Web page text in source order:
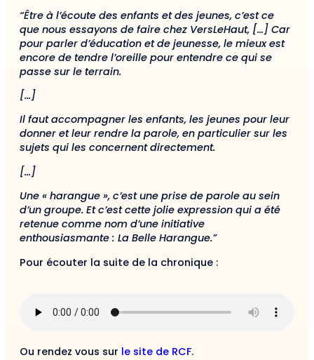
“Être à l’écoute des enfants et des jeunes, c’est ce
que nous essayons de faire chez VersLeHaut, […] Car
pour parler d’éducation et de jeunesse, le mieux est
encore de tendre l’oreille pour entendre ce qui se
passe sur le terrain.
[…]
Il faut accompagner les enfants, les jeunes pour leur
donner et leur rendre la parole, en particulier sur les
sujets qui les concernent directement.
[…]
Une « harangue », c’est une prise de parole au sein
d’un groupe. Et c’est cette jolie expression qui a été
retenue comme nom d’une initiative
enthousiasmante : La Belle Harangue.”
Pour écouter la suite de la chronique :
Ou rendez vous sur le site de RCF.